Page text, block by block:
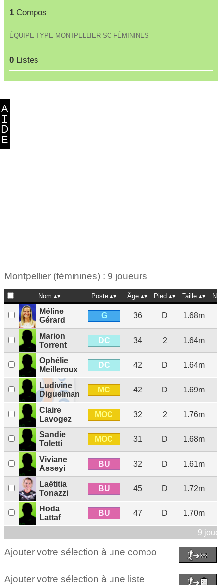
1Compos
ÉQUIPE TYPE MONTPELLIER SC FÉMININES
0Listes
Montpellier (féminines) : 9 joueurs
Nom Poste Âge Pied Taille
Méline
Gérard
G 36 D 1.68m
Marion
Torrent
DC 34 2 1.64m
Ophélie
Meilleroux
DC 42 D 1.64m
Ludivine
Diguelman
MC 42 D 1.69m
Claire
Lavogez
MOC 32 2 1.76m
Sandie
Toletti
MOC 31 D 1.68m
Viviane
Asseyi
BU 32 D 1.61m
Laëtitia
Tonazzi
BU 45 D 1.72m
Hoda
Lattaf
BU 47 D 1.70m
9
Ajouter votre sélection à une compo
Ajouter votre sélection à une liste